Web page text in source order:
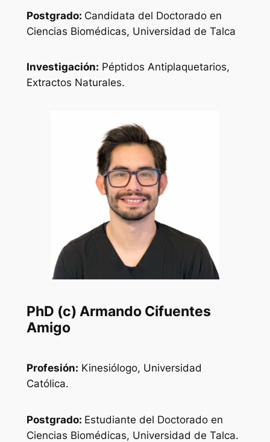
Postgrado: Candidata del Doctorado en
Ciencias Biomédicas, Universidad de Talca
Investigación: Péptidos Antiplaquetarios,
Extractos Naturales.
PhD (c) Armando Cifuentes
Amigo
Profesión: Kinesiólogo, Universidad
Católica.
Postgrado: Estudiante del Doctorado en
Ciencias Biomédicas, Universidad de Talca.